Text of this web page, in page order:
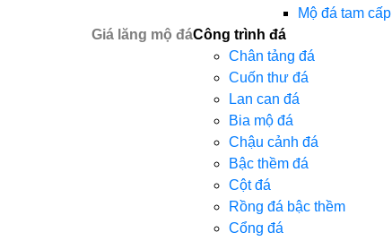
Mộ đá tam cấp
Giá lăng mộ đáCông trình đá
Chân tảng đá
Cuốn thư đá
Lan can đá
Bia mộ đá
Chậu cảnh đá
Bậc thềm đá
Cột đá
Rồng đá bậc thềm
Cổng đá